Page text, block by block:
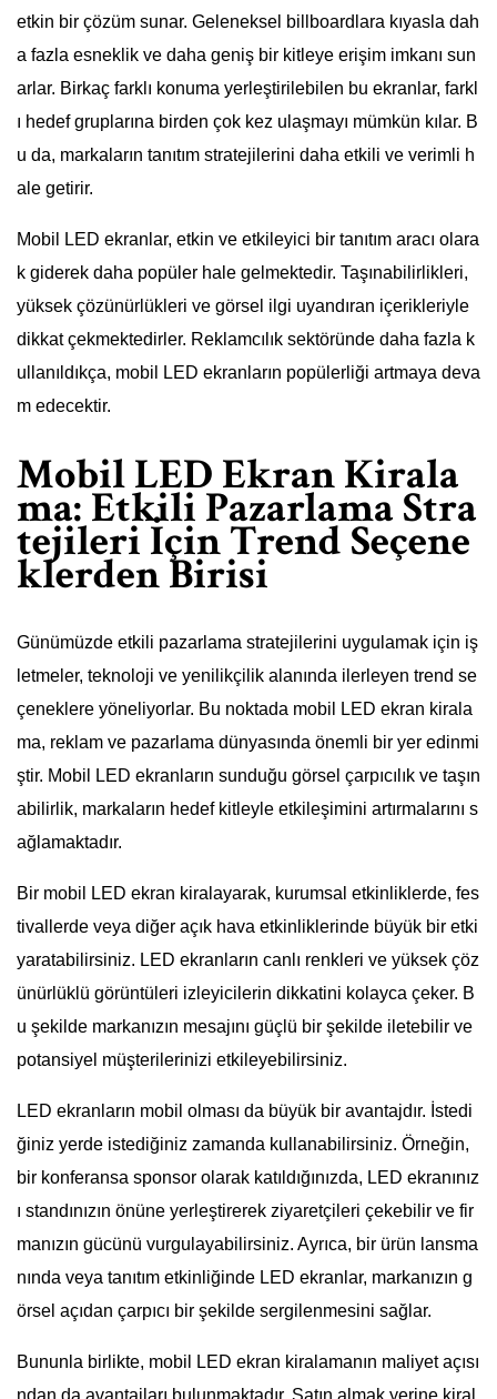
etkin bir çözüm sunar. Geleneksel billboardlara kıyasla dah
a fazla esneklik ve daha geniş bir kitleye erişim imkanı sun
arlar. Birkaç farklı konuma yerleştirilebilen bu ekranlar, farkl
ı hedef gruplarına birden çok kez ulaşmayı mümkün kılar. B
u da, markaların tanıtım stratejilerini daha etkili ve verimli h
ale getirir.
Mobil LED ekranlar, etkin ve etkileyici bir tanıtım aracı olara
k giderek daha popüler hale gelmektedir. Taşınabilirlikleri,
yüksek çözünürlükleri ve görsel ilgi uyandıran içerikleriyle
dikkat çekmektedirler. Reklamcılık sektöründe daha fazla k
ullanıldıkça, mobil LED ekranların popülerliği artmaya deva
m edecektir.
Mobil LED Ekran Kirala
ma: Etkili Pazarlama Stra
tejileri İçin Trend Seçene
klerden Birisi
Günümüzde etkili pazarlama stratejilerini uygulamak için iş
letmeler, teknoloji ve yenilikçilik alanında ilerleyen trend se
çeneklere yöneliyorlar. Bu noktada mobil LED ekran kirala
ma, reklam ve pazarlama dünyasında önemli bir yer edinmi
ştir. Mobil LED ekranların sunduğu görsel çarpıcılık ve taşın
abilirlik, markaların hedef kitleyle etkileşimini artırmalarını s
ağlamaktadır.
Bir mobil LED ekran kiralayarak, kurumsal etkinliklerde, fes
tivallerde veya diğer açık hava etkinliklerinde büyük bir etki
yaratabilirsiniz. LED ekranların canlı renkleri ve yüksek çöz
ünürlüklü görüntüleri izleyicilerin dikkatini kolayca çeker. B
u şekilde markanızın mesajını güçlü bir şekilde iletebilir ve
potansiyel müşterilerinizi etkileyebilirsiniz.
LED ekranların mobil olması da büyük bir avantajdır. İstedi
ğiniz yerde istediğiniz zamanda kullanabilirsiniz. Örneğin,
bir konferansa sponsor olarak katıldığınızda, LED ekranınız
ı standınızın önüne yerleştirerek ziyaretçileri çekebilir ve fir
manızın gücünü vurgulayabilirsiniz. Ayrıca, bir ürün lansma
nında veya tanıtım etkinliğinde LED ekranlar, markanızın g
örsel açıdan çarpıcı bir şekilde sergilenmesini sağlar.
Bununla birlikte, mobil LED ekran kiralamanın maliyet açısı